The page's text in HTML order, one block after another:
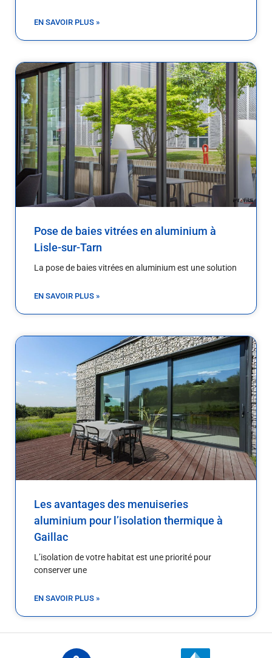
EN SAVOIR PLUS »
Pose de baies vitrées en aluminium à
Lisle-sur-Tarn
La pose de baies vitrées en aluminium est une solution
EN SAVOIR PLUS »
Les avantages des menuiseries
aluminium pour l’isolation thermique à
Gaillac
L’isolation de votre habitat est une priorité pour
conserver une
EN SAVOIR PLUS »